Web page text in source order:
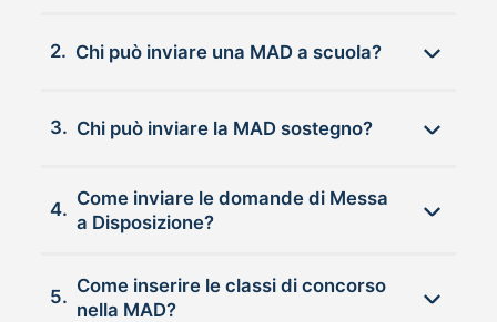
2. Chi può inviare una MAD a scuola?
3. Chi può inviare la MAD sostegno?
4.
Come inviare le domande di Messa
a Disposizione?
5.
Come inserire le classi di concorso
nella MAD?